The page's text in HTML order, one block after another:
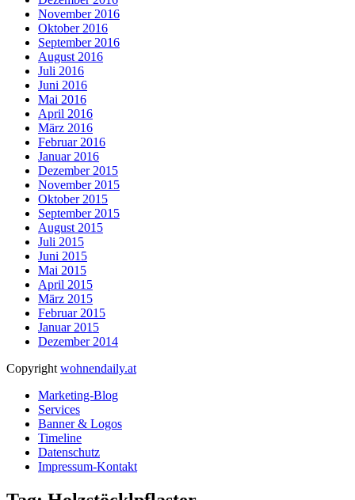
November 2016
Oktober 2016
September 2016
August 2016
Juli 2016
Juni 2016
Mai 2016
April 2016
März 2016
Februar 2016
Januar 2016
Dezember 2015
November 2015
Oktober 2015
September 2015
August 2015
Juli 2015
Juni 2015
Mai 2015
April 2015
März 2015
Februar 2015
Januar 2015
Dezember 2014
Copyright wohnendaily.at
Marketing-Blog
Services
Banner & Logos
Timeline
Datenschutz
Impressum-Kontakt